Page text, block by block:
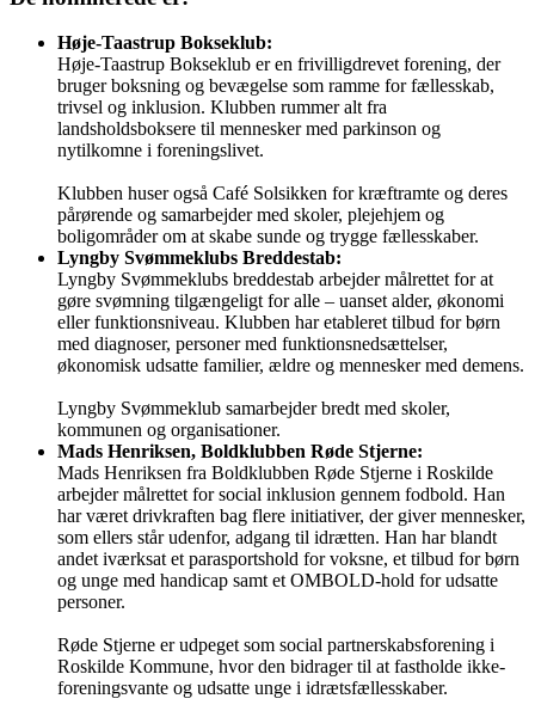
Høje-Taastrup Bokseklub:
Høje-Taastrup Bokseklub er en frivilligdrevet forening, der
bruger boksning og bevægelse som ramme for fællesskab,
trivsel og inklusion. Klubben rummer alt fra
landsholdsboksere til mennesker med parkinson og
nytilkomne i foreningslivet.
Klubben huser også Café Solsikken for kræftramte og deres
pårørende og samarbejder med skoler, plejehjem og
boligområder om at skabe sunde og trygge fællesskaber.
Lyngby Svømmeklubs Breddestab:
Lyngby Svømmeklubs breddestab arbejder målrettet for at
gøre svømning tilgængeligt for alle – uanset alder, økonomi
eller funktionsniveau. Klubben har etableret tilbud for børn
med diagnoser, personer med funktionsnedsættelser,
økonomisk udsatte familier, ældre og mennesker med demens.
Lyngby Svømmeklub samarbejder bredt med skoler,
kommunen og organisationer.
Mads Henriksen, Boldklubben Røde Stjerne:
Mads Henriksen fra Boldklubben Røde Stjerne i Roskilde
arbejder målrettet for social inklusion gennem fodbold. Han
har været drivkraften bag flere initiativer, der giver mennesker,
som ellers står udenfor, adgang til idrætten. Han har blandt
andet iværksat et parasportshold for voksne, et tilbud for børn
og unge med handicap samt et OMBOLD-hold for udsatte
personer.
Røde Stjerne er udpeget som social partnerskabsforening i
Roskilde Kommune, hvor den bidrager til at fastholde ikke-
foreningsvante og udsatte unge i idrætsfællesskaber.